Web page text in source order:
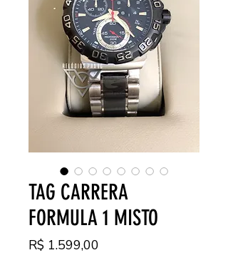
TAG CARRERA
FORMULA 1 MISTO
R$ 1.599,00